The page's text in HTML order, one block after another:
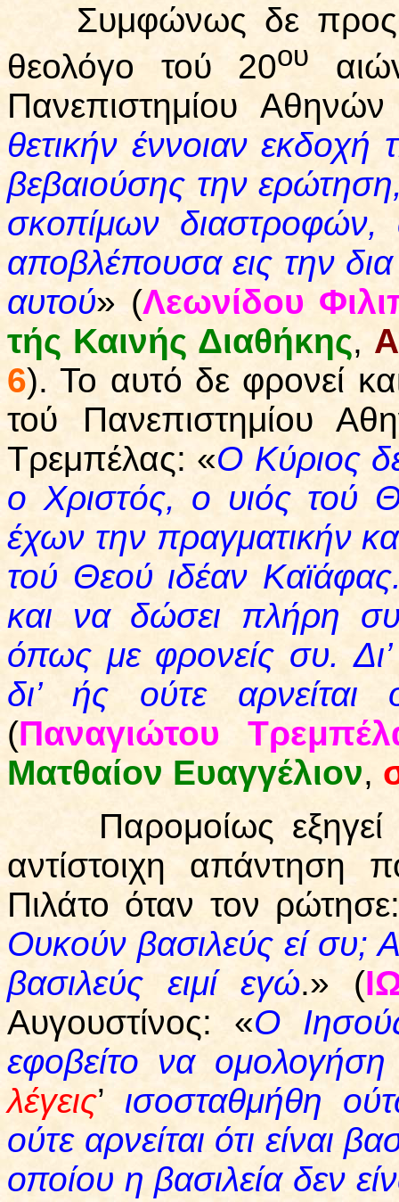
Συμφώνως δε προς
θεολόγο τού 20ου
Πανεπιστημίου
θετικήν έννοιαν
βεβαιούσης την
σκοπίμων διαστροφών,
αποβλέπουσα εις την
αυτού» (Λεωνίδου
τής Καινής Διαθήκης,
6). Το αυτό δε φρονεί
τού Πανεπιστημίου
Τρεμπέλας: «Ο Κύριος
ο Χριστός, ο υιός τού
έχων την πραγματικήν
τού Θεού ιδέαν
και να δώσει πλήρη
όπως με φρονείς συ.
δι’ ής ούτε αρνείται
(Παναγιώτου
Ματθαίον Ευαγγέλιον,
Παρομοίως εξηγεί
αντίστοιχη απάντηση
Πιλάτο όταν τον
Ουκούν βασιλεύς εί συ;
βασιλεύς ειμί εγώ.» (
Αυγουστίνος: «Ο
εφοβείτο να
λέγεις’ ισοσταθμήθη
ούτε αρνείται ότι είναι
οποίου η βασιλεία δεν